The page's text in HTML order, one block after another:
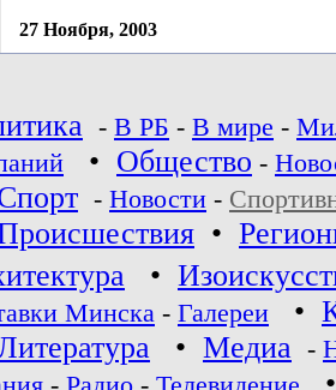
27 Ноября, 2003
- В РБ - В мире -
• Общество -
- Новости -
•
•
Минска - Галереи •
• Медиа -